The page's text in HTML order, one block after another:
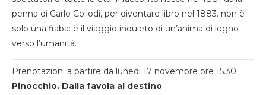
penna di Carlo Collodi, per diventare libro nel 1883. non è
solo una fiaba: è il viaggio inquieto di un’anima di legno
verso l’umanità.
Prenotazioni a partire da lunedi 17 novembre ore 15.30
Pinocchio. Dalla favola al destino